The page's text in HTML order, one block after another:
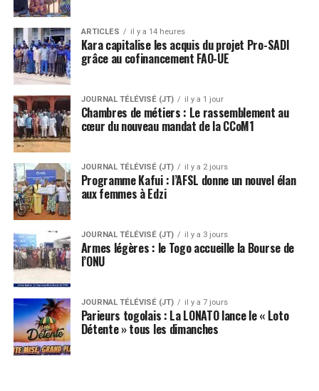
ARTICLES il y a 14 heures
Kara capitalise les acquis du projet Pro-SADI
grâce au cofinancement FAO-UE
JOURNAL TÉLÉVISÉ (JT) il y a 1 jour
Chambres de métiers : Le rassemblement au
cœur du nouveau mandat de la CCoM1
JOURNAL TÉLÉVISÉ (JT) il y a 2 jours
Programme Kafui : l’AFSL donne un nouvel élan
aux femmes à Edzi
JOURNAL TÉLÉVISÉ (JT) il y a 3 jours
Armes légères : le Togo accueille la Bourse de
l’ONU
JOURNAL TÉLÉVISÉ (JT) il y a 7 jours
Parieurs togolais : La LONATO lance le « Loto
Détente » tous les dimanches